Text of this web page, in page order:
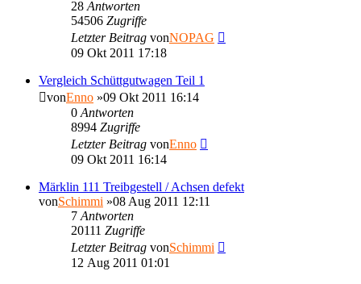
28 Antworten
54506 Zugriffe
Letzter Beitrag vonNOPAG
09 Okt 2011 17:18
Vergleich Schüttgutwagen Teil 1
vonEnno »09 Okt 2011 16:14
0 Antworten
8994 Zugriffe
Letzter Beitrag vonEnno
09 Okt 2011 16:14
Märklin 111 Treibgestell / Achsen defekt
vonSchimmi »08 Aug 2011 12:11
7 Antworten
20111 Zugriffe
Letzter Beitrag vonSchimmi
12 Aug 2011 01:01